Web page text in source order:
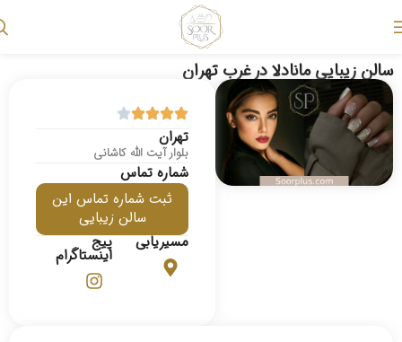
سالن زیبایی مانادلا در غرب تهران
تهران
بلوار آیت الله کاشانی
شماره تماس
ثبت شماره تماس این
سالن زیبایی
مسیریابی
پیج
اینستاگرام